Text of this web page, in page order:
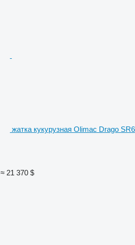
жатка кукурузная Olimac Drago SR6
≈ 21 370 $